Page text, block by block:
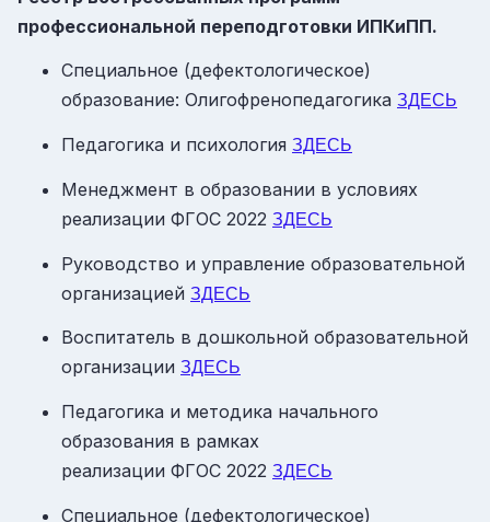
профессиональной переподготовки ИПКиПП.
Специальное (дефектологическое)
образование: Олигофренопедагогика ЗДЕСЬ
Педагогика и психология ЗДЕСЬ
Менеджмент в образовании в условиях
реализации ФГОС 2022 ЗДЕСЬ
Руководство и управление образовательной
организацией ЗДЕСЬ
Воспитатель в дошкольной образовательной
организации ЗДЕСЬ
Педагогика и методика начального
образования в рамках
реализации ФГОС 2022 ЗДЕСЬ
Специальное (дефектологическое)